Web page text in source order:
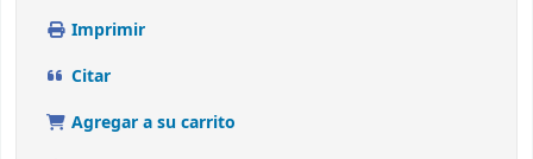
Imprimir
Citar
Agregar a su carrito